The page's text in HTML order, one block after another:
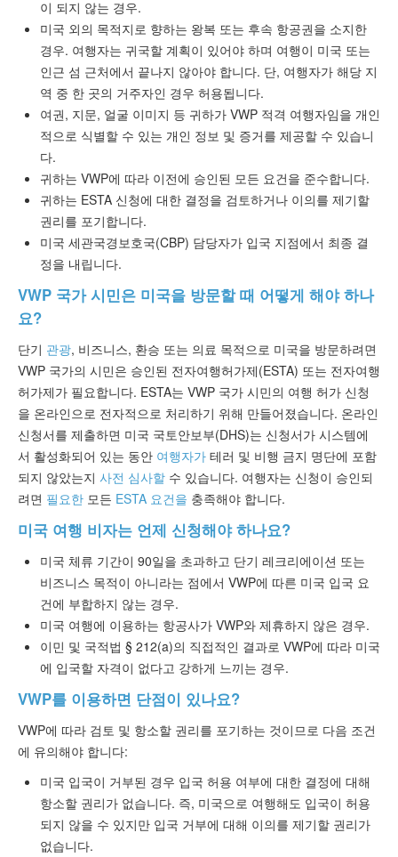
이 되지 않는 경우.
미국 외의 목적지로 향하는 왕복 또는 후속 항공권을 소지한
경우. 여행자는 귀국할 계획이 있어야 하며 여행이 미국 또는
인근 섬 근처에서 끝나지 않아야 합니다. 단, 여행자가 해당 지
역 중 한 곳의 거주자인 경우 허용됩니다.
여권, 지문, 얼굴 이미지 등 귀하가 VWP 적격 여행자임을 개인
적으로 식별할 수 있는 개인 정보 및 증거를 제공할 수 있습니
다.
귀하는 VWP에 따라 이전에 승인된 모든 요건을 준수합니다.
귀하는 ESTA 신청에 대한 결정을 검토하거나 이의를 제기할
권리를 포기합니다.
미국 세관국경보호국(CBP) 담당자가 입국 지점에서 최종 결
정을 내립니다.
VWP 국가 시민은 미국을 방문할 때 어떻게 해야 하나
요?
단기 관광, 비즈니스, 환승 또는 의료 목적으로 미국을 방문하려면
VWP 국가의 시민은 승인된 전자여행허가제(ESTA) 또는 전자여행
허가제가 필요합니다. ESTA는 VWP 국가 시민의 여행 허가 신청
을 온라인으로 전자적으로 처리하기 위해 만들어졌습니다. 온라인
신청서를 제출하면 미국 국토안보부(DHS)는 신청서가 시스템에
서 활성화되어 있는 동안 여행자가 테러 및 비행 금지 명단에 포함
되지 않았는지 사전 심사할 수 있습니다. 여행자는 신청이 승인되
려면 필요한 모든 ESTA 요건을 충족해야 합니다.
미국 여행 비자는 언제 신청해야 하나요?
미국 체류 기간이 90일을 초과하고 단기 레크리에이션 또는
비즈니스 목적이 아니라는 점에서 VWP에 따른 미국 입국 요
건에 부합하지 않는 경우.
미국 여행에 이용하는 항공사가 VWP와 제휴하지 않은 경우.
이민 및 국적법 § 212(a)의 직접적인 결과로 VWP에 따라 미국
에 입국할 자격이 없다고 강하게 느끼는 경우.
VWP를 이용하면 단점이 있나요?
VWP에 따라 검토 및 항소할 권리를 포기하는 것이므로 다음 조건
에 유의해야 합니다:
미국 입국이 거부된 경우 입국 허용 여부에 대한 결정에 대해
항소할 권리가 없습니다. 즉, 미국으로 여행해도 입국이 허용
되지 않을 수 있지만 입국 거부에 대해 이의를 제기할 권리가
없습니다.